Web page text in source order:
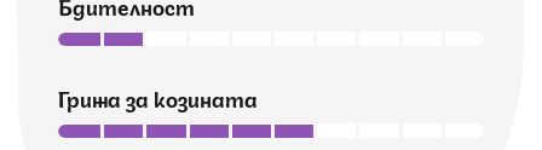
Грижа за козината